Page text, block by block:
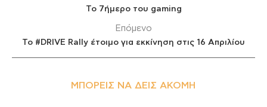
Το 7ήμερο του gaming
Επόμενο
Το #DRIVE Rally έτοιμο για εκκίνηση στις 16 Απριλίου
ΜΠΟΡΕΊΣ ΝΑ ΔΕΙΣ ΑΚΌΜΗ